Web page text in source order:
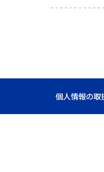
個人情報の取